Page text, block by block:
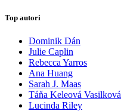
Top autori
Dominik Dán
Julie Caplin
Rebecca Yarros
Ana Huang
Sarah J. Maas
Táňa Keleová Vasilková
Lucinda Riley